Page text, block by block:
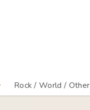
Rock / World / Other